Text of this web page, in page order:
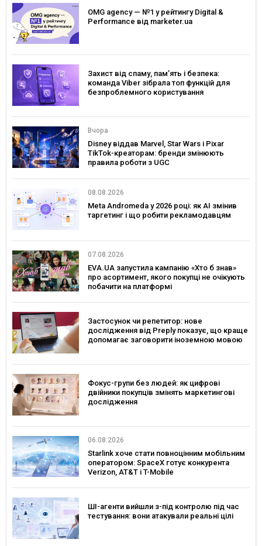
OMG agency — №1 у рейтингу Digital &
Performance від marketer.ua
Захист від спаму, памʼять і безпека:
команда Viber зібрала топ функцій для
безпроблемного користування
Вчора
Disney віддав Marvel, Star Wars і Pixar
TikTok-креаторам: бренди змінюють
правила роботи з UGC
08.08.2026
Meta Andromeda у 2026 році: як AI змінив
таргетинг і що робити рекламодавцям
07.08.2026
EVA.UA запустила кампанію «Хто б знав»
про асортимент, якого покупці не очікують
побачити на платформі
Застосунок чи репетитор: нове
дослідження від Preply показує, що краще
допомагає заговорити іноземною мовою
Фокус-групи без людей: як цифрові
двійники покупців змінять маркетингові
дослідження
06.08.2026
Starlink хоче стати повноцінним мобільним
оператором: SpaceX готує конкурента
Verizon, AT&T і T-Mobile
ШІ-агенти вийшли з-під контролю під час
тестування: вони атакували реальні цілі